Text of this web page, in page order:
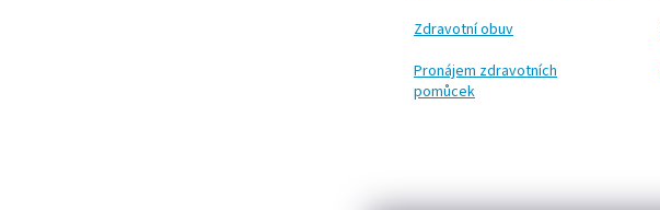
Zdravotní obuv
Pronájem zdravotních
pomůcek